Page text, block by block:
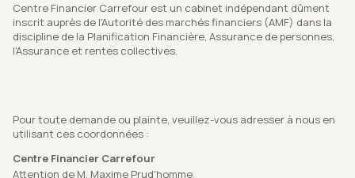
Centre Financier Carrefour est un cabinet indépendant dûment
inscrit auprès de l'Autorité des marchés financiers (AMF) dans la
discipline de la Planification Financière, Assurance de personnes,
l'Assurance et rentes collectives.
Pour toute demande ou plainte, veuillez-vous adresser à nous en
utilisant ces coordonnées :
Centre Financier Carrefour
Attention de M. Maxime Prud'homme.